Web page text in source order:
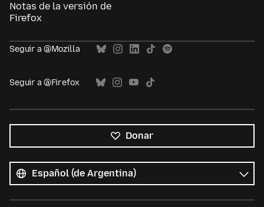
Notas de la versión de
Firefox
Seguir a @Mozilla
Seguir a @Firefox
Donar
los
idiomas
Idioma